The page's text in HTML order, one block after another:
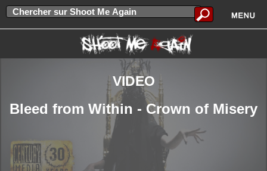
VIDEO
Bleed from Within - Crown of Misery